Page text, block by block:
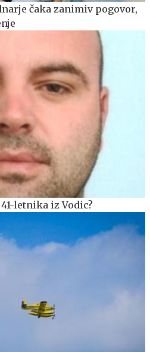
čaka zanimiv pogovor,
letnika iz Vodic?